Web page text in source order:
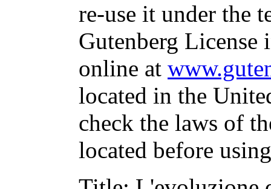
re-use it under the
Gutenberg
online at
located in the
check the laws of
located before